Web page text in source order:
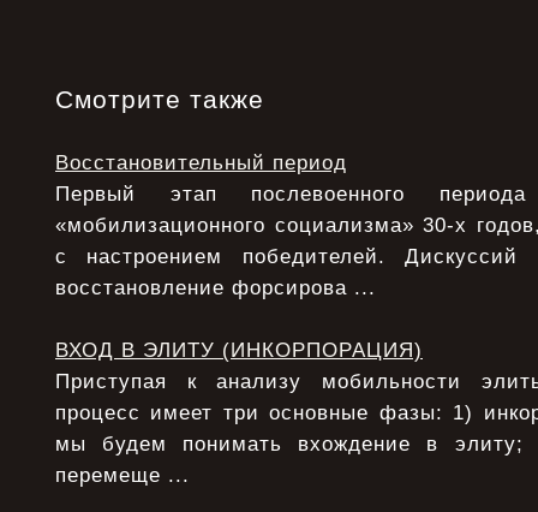
Смотрите также
Восстановительный период
Первый этап послевоенного
«мобилизационного социализма» 30-х
с настроением победителей.
восстановление форсирова ...
ВХОД В ЭЛИТУ (ИНКОРПОРАЦИЯ)
Приступая к анализу мобильности
процесс имеет три основные фазы: 1)
мы будем понимать вхождение в
перемеще ...